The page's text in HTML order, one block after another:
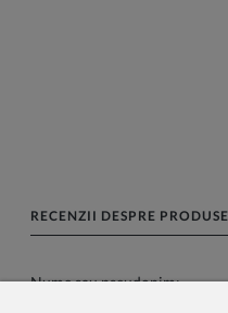
RECENZII DESPRE
Nume sau pseudonim: